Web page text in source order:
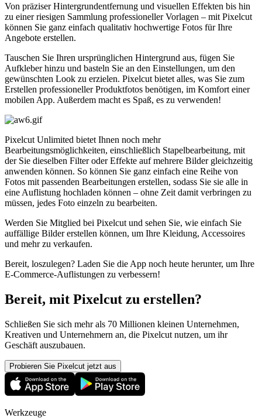
Von präziser Hintergrundentfernung und visuellen Effekten bis hin
zu einer riesigen Sammlung professioneller Vorlagen – mit Pixelcut
können Sie ganz einfach qualitativ hochwertige Fotos für Ihre
Angebote erstellen.
Tauschen Sie Ihren ursprünglichen Hintergrund aus, fügen Sie
Aufkleber hinzu und basteln Sie an den Einstellungen, um den
gewünschten Look zu erzielen. Pixelcut bietet alles, was Sie zum
Erstellen professioneller Produktfotos benötigen, im Komfort einer
mobilen App. Außerdem macht es Spaß, es zu verwenden!
Pixelcut Unlimited bietet Ihnen noch mehr
Bearbeitungsmöglichkeiten, einschließlich Stapelbearbeitung, mit
der Sie dieselben Filter oder Effekte auf mehrere Bilder gleichzeitig
anwenden können. So können Sie ganz einfach eine Reihe von
Fotos mit passenden Bearbeitungen erstellen, sodass Sie sie alle in
eine Auflistung hochladen können – ohne Zeit damit verbringen zu
müssen, jedes Foto einzeln zu bearbeiten.
Werden Sie Mitglied bei Pixelcut und sehen Sie, wie einfach Sie
auffällige Bilder erstellen können, um Ihre Kleidung, Accessoires
und mehr zu verkaufen.
Bereit, loszulegen? Laden Sie die App noch heute herunter, um Ihre
E-Commerce-Auflistungen zu verbessern!
Bereit, mit Pixelcut zu erstellen?
Schließen Sie sich mehr als 70 Millionen kleinen Unternehmen,
Kreativen und Unternehmern an, die Pixelcut nutzen, um ihr
Geschäft auszubauen.
Probieren Sie Pixelcut jetzt aus
Werkzeuge